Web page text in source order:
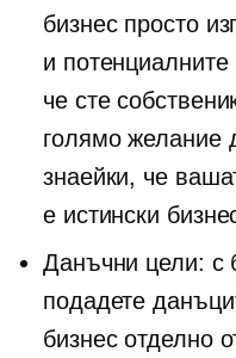
бизнес просто
и
че сте
голямо желание
знаейки, че
е истински
Данъчни цели: с
подадете
бизнес отделно